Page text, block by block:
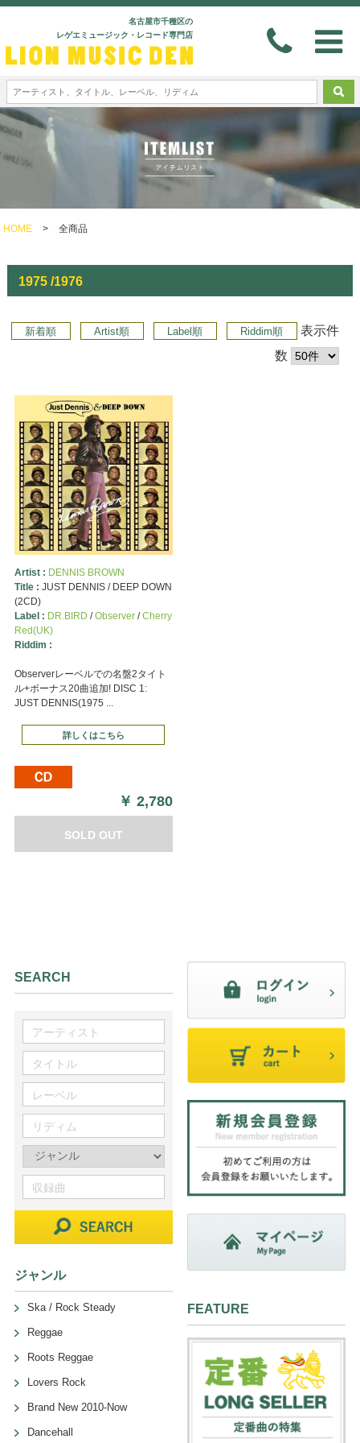
名古屋市千種区の
レゲエミュージック・レコード専門店
HOME > 全商品
1975 /1976
新着順 Artist順 Label順 Riddim順
表示件
数
Artist : DENNIS BROWN
Title : JUST DENNIS / DEEP DOWN
(2CD)
Label : DR.BIRD /Observer/Cherry
Red(UK)
Riddim :
Observerレーベルでの名盤2タイト
ル+ボーナス20曲追加! DISC 1:
JUST DENNIS(1975 ...
詳しくはこちら
￥2,780
SOLD OUT
SEARCH
ジャンル
Ska / Rock Steady
Reggae
Roots Reggae
Lovers Rock
Brand New 2010-Now
Dancehall
FEATURE